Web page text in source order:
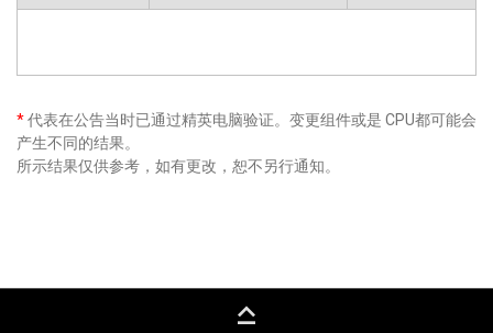
*代表在公告当时已通过精英电脑验证。变更组件或是 CPU都可能会
产生不同的结果。
所示结果仅供参考，如有更改，恕不另行通知。
keyboard_capslock